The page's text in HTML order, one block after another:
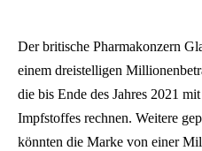
Der britische Pharmakonzern
einem dreistelligen
die bis Ende des Jahres 2021
Impfstoffes rechnen. Weitere
könnten die Marke von einer